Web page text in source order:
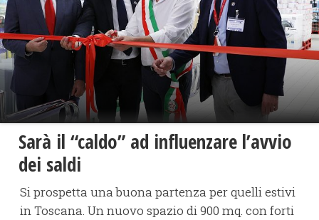
Sarà il “caldo” ad influenzare l’avvio
dei saldi
Si prospetta una buona partenza per quelli estivi
in Toscana. Un nuovo spazio di 900 mq. con forti